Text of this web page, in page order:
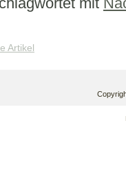
Artikel